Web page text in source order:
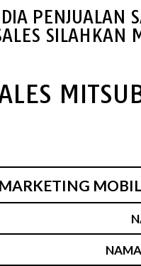
PENJUALAN
SILAHKAN
MARKETING